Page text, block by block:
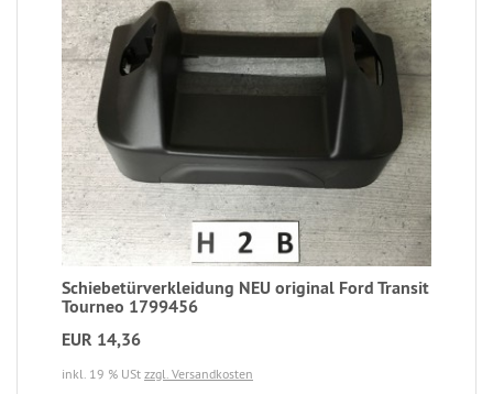
Schiebetürverkleidung NEU original Ford Transit
Tourneo 1799456
EUR 14,36
inkl. 19 % USt zzgl. Versandkosten